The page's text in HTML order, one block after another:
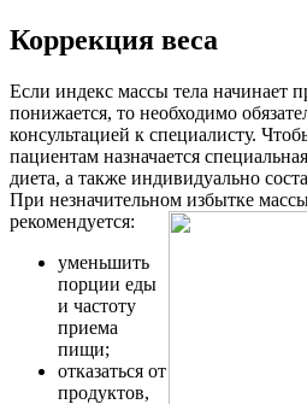
Коррекция веса
Если индекс массы тела начинает
понижается, то необходимо
консультацией к специалисту.
пациентам назначается
диета, а также индивидуально
При незначительном избытке
рекомендуется:
уменьшить
порции еды
и частоту
приема
пищи;
отказаться от
продуктов,